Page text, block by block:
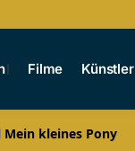
Filme Künstler
kleines Pony